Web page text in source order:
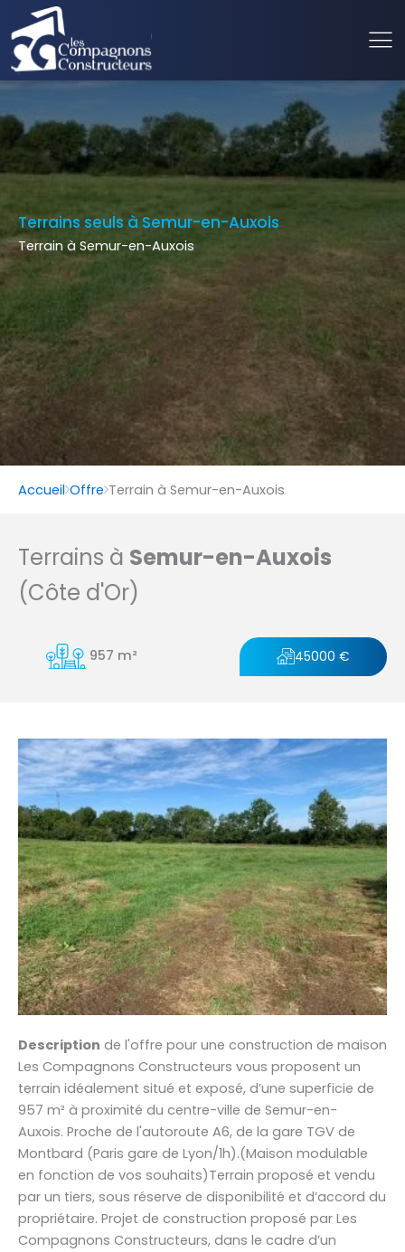
Terrains seuls à Semur-en-Auxois
Terrain à Semur-en-Auxois
Accueil Offre Terrain à Semur-en-Auxois
Terrains à Semur-en-Auxois
(Côte d'Or)
957 m² 45000 €
Description de l'offre pour une construction de maison
Les Compagnons Constructeurs vous proposent un
terrain idéalement situé et exposé, d’une superficie de
957 m² à proximité du centre-ville de Semur-en-
Auxois. Proche de l'autoroute A6, de la gare TGV de
Montbard (Paris gare de Lyon/1h).(Maison modulable
en fonction de vos souhaits)Terrain proposé et vendu
par un tiers, sous réserve de disponibilité et d’accord du
propriétaire. Projet de construction proposé par Les
Compagnons Constructeurs, dans le cadre d’un